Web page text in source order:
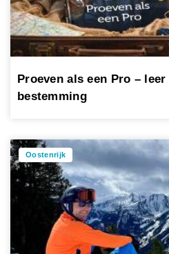
Proeven als een Pro –
bestemming
Oostenrijk